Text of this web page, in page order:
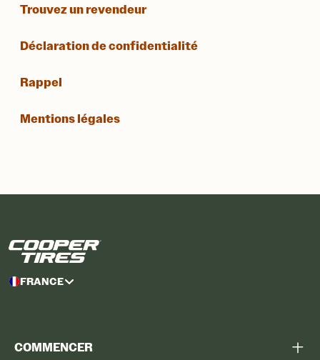
Trouvez un revendeur
Déclaration de confidentialité
Rappel
Mentions légales
FRANCE
COMMENCER